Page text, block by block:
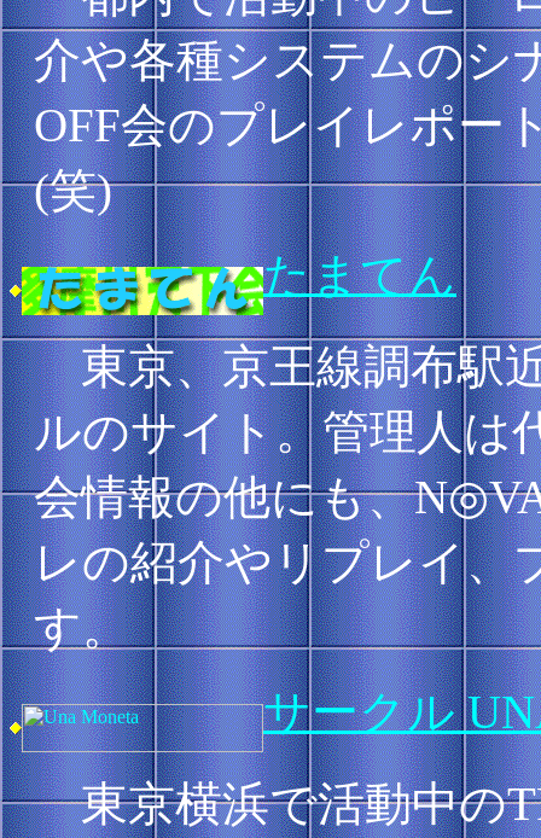
介や各種システムのシ
OFF会のプレイレポー
(笑)
たまてん
東京、京王線調布駅
ルのサイト。管理人は
会情報の他にも、
レの紹介やリプレイ、
す。
サークル
東京横浜で活動中の